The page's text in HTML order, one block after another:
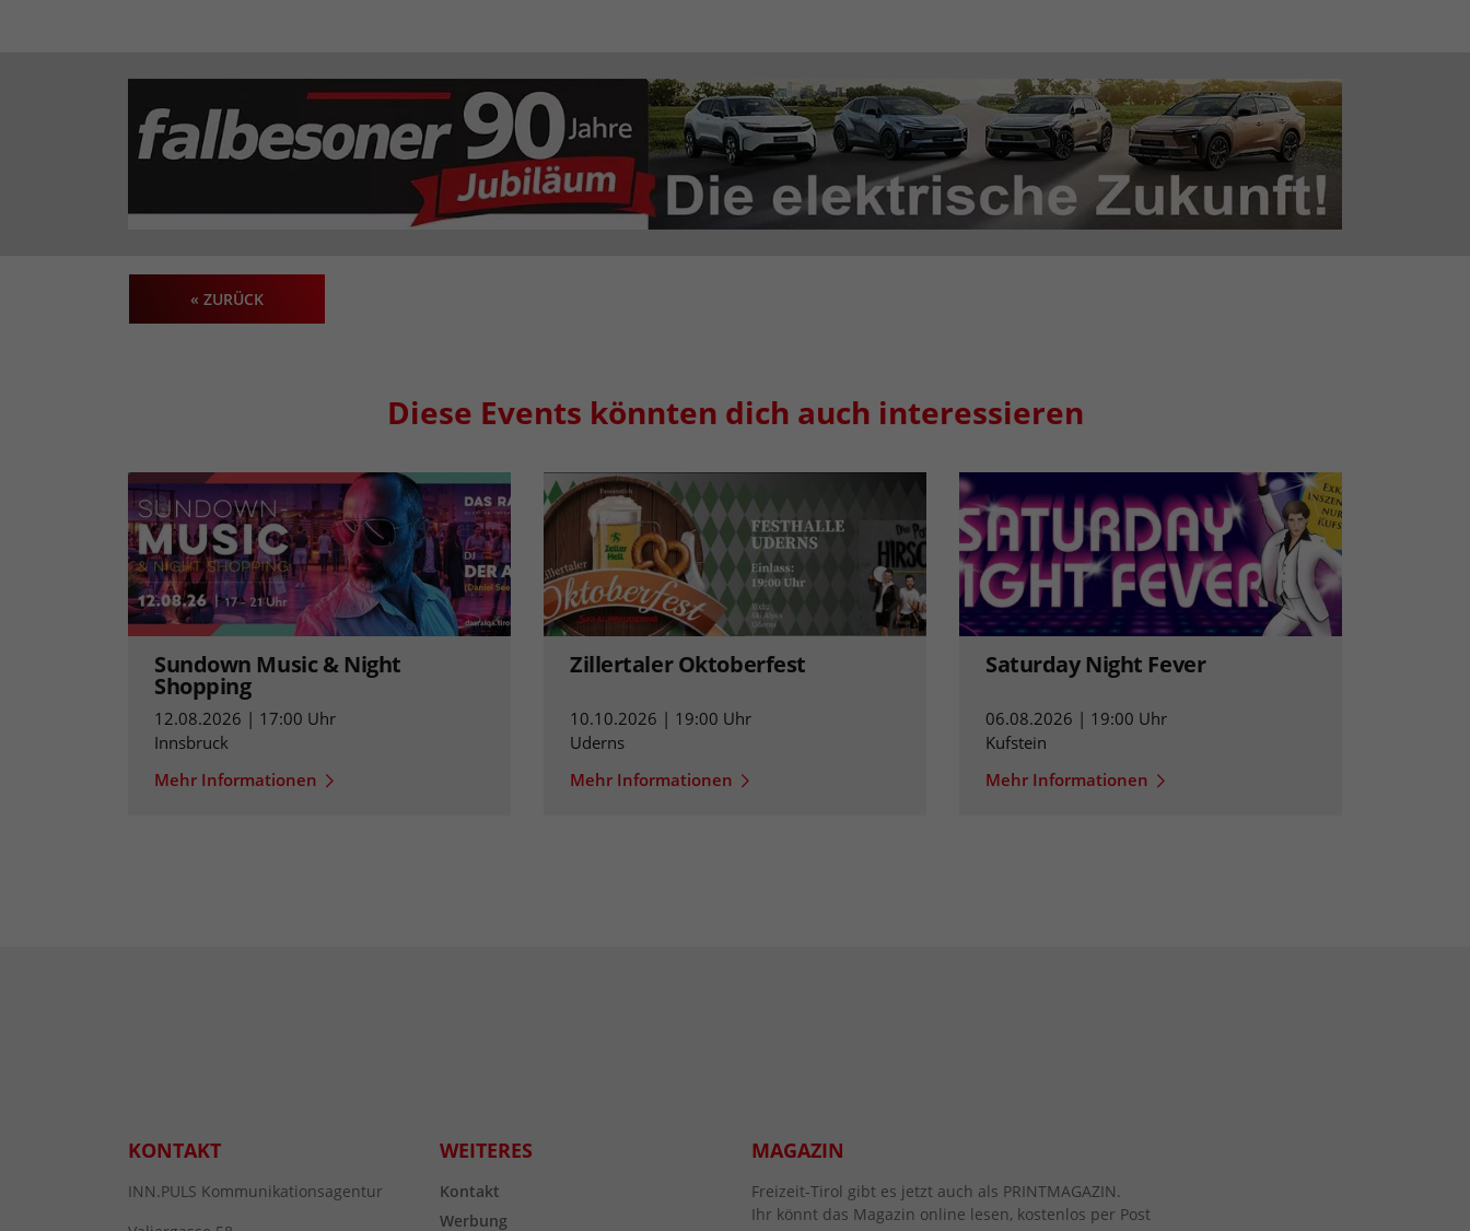
« ZURÜCK
Diese Events könnten dich auch interessieren
Sundown Music & Night
Shopping
12.08.2026 | 17:00 Uhr
Innsbruck
Mehr Informationen
Zillertaler Oktoberfest
10.10.2026 | 19:00 Uhr
Uderns
Mehr Informationen
Saturday Night Fever
06.08.2026 | 19:00 Uhr
Kufstein
Mehr Informationen
KONTAKT
INN.PULS Kommunikationsagentur
WEITERES
Kontakt
Werbung
MAGAZIN
Freizeit-Tirol gibt es jetzt auch als PRINTMAGAZIN.
Ihr könnt das Magazin online lesen, kostenlos per Post